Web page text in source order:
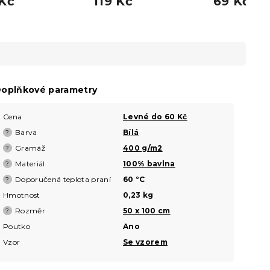
parametry
Cena Levné do 60 Kč
? Barva Bílá
? Gramáž 400 g/m2
? Materiál 100% bavlna
? Doporučená teplota praní
60 °C
Hmotnost
0,23 kg
? Rozměr
50 x 100 cm
Poutko
Ano
Vzor
Se vzorem